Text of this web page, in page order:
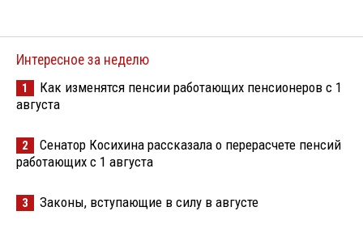
Интересное за неделю
1
Как изменятся пенсии работающих пенсионеров с 1
августа
2
Сенатор Косихина рассказала о перерасчете пенсий
работающих с 1 августа
3 Законы, вступающие в силу в августе